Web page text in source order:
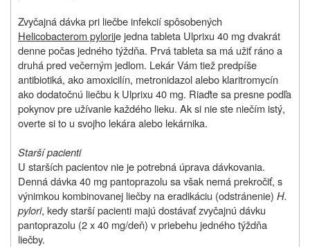
Zvyčajná dávka pri liečbe infekcií spôsobených
Helicobacterom pylorije jedna tableta Ulprixu 40 mg dvakrát
denne počas jedného týždňa. Prvá tableta sa má užiť ráno a
druhá pred večerným jedlom. Lekár Vám tiež predpíše
antibiotiká, ako amoxicilín, metronidazol alebo klaritromycín
ako dodatočnú liečbu k Ulprixu 40 mg. Riaďte sa presne podľa
pokynov pre užívanie každého lieku. Ak si nie ste niečím istý,
overte si to u svojho lekára alebo lekárnika.
Starší pacienti
U starších pacientov nie je potrebná úprava dávkovania.
Denná dávka 40 mg pantoprazolu sa však nemá prekročiť, s
výnimkou kombinovanej liečby na eradikáciu (odstránenie) H.
pylori, kedy starší pacienti majú dostávať zvyčajnú dávku
pantoprazolu (2 x 40 mg/deň) v priebehu jedného týždňa
liečby.